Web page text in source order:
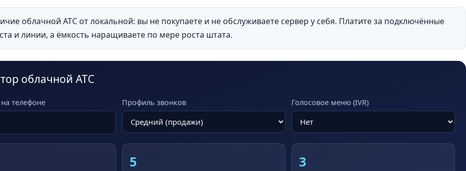
облачной АТС от локальной: вы не покупаете и не обслуживаете сервер у себя. Платите за подключённые
и линии, а ёмкость наращиваете по мере роста штата.
облачной АТС
телефоне Профиль звонков Голосовое меню (IVR)
5 3